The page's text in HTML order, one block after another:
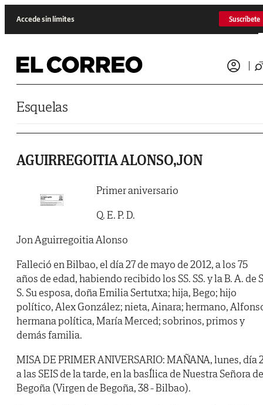
Accede sin límites Suscríbete
Esquelas
AGUIRREGOITIA ALONSO,JON
Primer aniversario
Q. E. P. D.
Jon Aguirregoitia Alonso
Falleció en Bilbao, el día 27 de mayo de 2012, a los 75
años de edad, habiendo recibido los SS. SS. y la B. A. de
S. Su esposa, doña Emilia Sertutxa; hija, Bego; hijo
político, Alex González; nieta, Ainara; hermano,
hermana política, María Merced; sobrinos, primos y
demás familia.
MISA DE PRIMER ANIVERSARIO: MAÑANA, lunes, día
a las SEIS de la tarde, en la basÍlica de Nuestra Señora de
Begoña (Virgen de Begoña, 38 - Bilbao).